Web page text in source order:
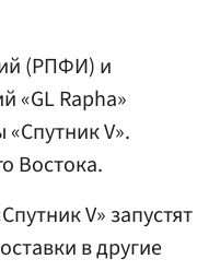
(РПФИ) и
«GL Rapha»
V».
Востока.
V» запустят
в другие